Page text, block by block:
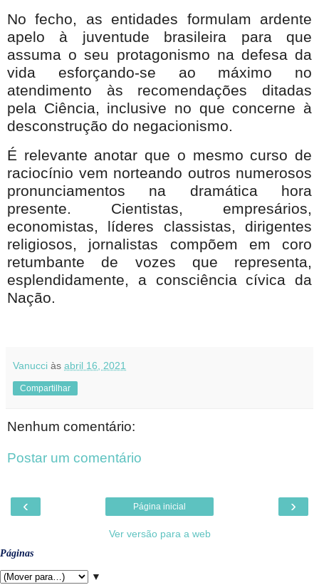
No fecho, as entidades formulam ardente
apelo à juventude brasileira para que
assuma o seu protagonismo na defesa da
vida esforçando-se ao máximo no
atendimento às recomendações ditadas
pela Ciência, inclusive no que concerne à
desconstrução do negacionismo.
É relevante anotar que o mesmo curso de
raciocínio vem norteando outros numerosos
pronunciamentos na dramática hora
presente. Cientistas, empresários,
economistas, líderes classistas, dirigentes
religiosos, jornalistas compõem em coro
retumbante de vozes que representa,
esplendidamente, a consciência cívica da
Nação.
Vanucci às abril 16, 2021
Compartilhar
Nenhum comentário:
Postar um comentário
‹ ›
Página inicial
Ver versão para a web
Páginas
▼